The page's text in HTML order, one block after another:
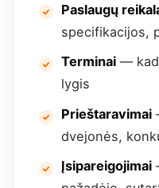
Paslaugų
specifikacijos,
Terminai —
lygis
Prieštaravimai
dvejonės,
Įsipareigojimai